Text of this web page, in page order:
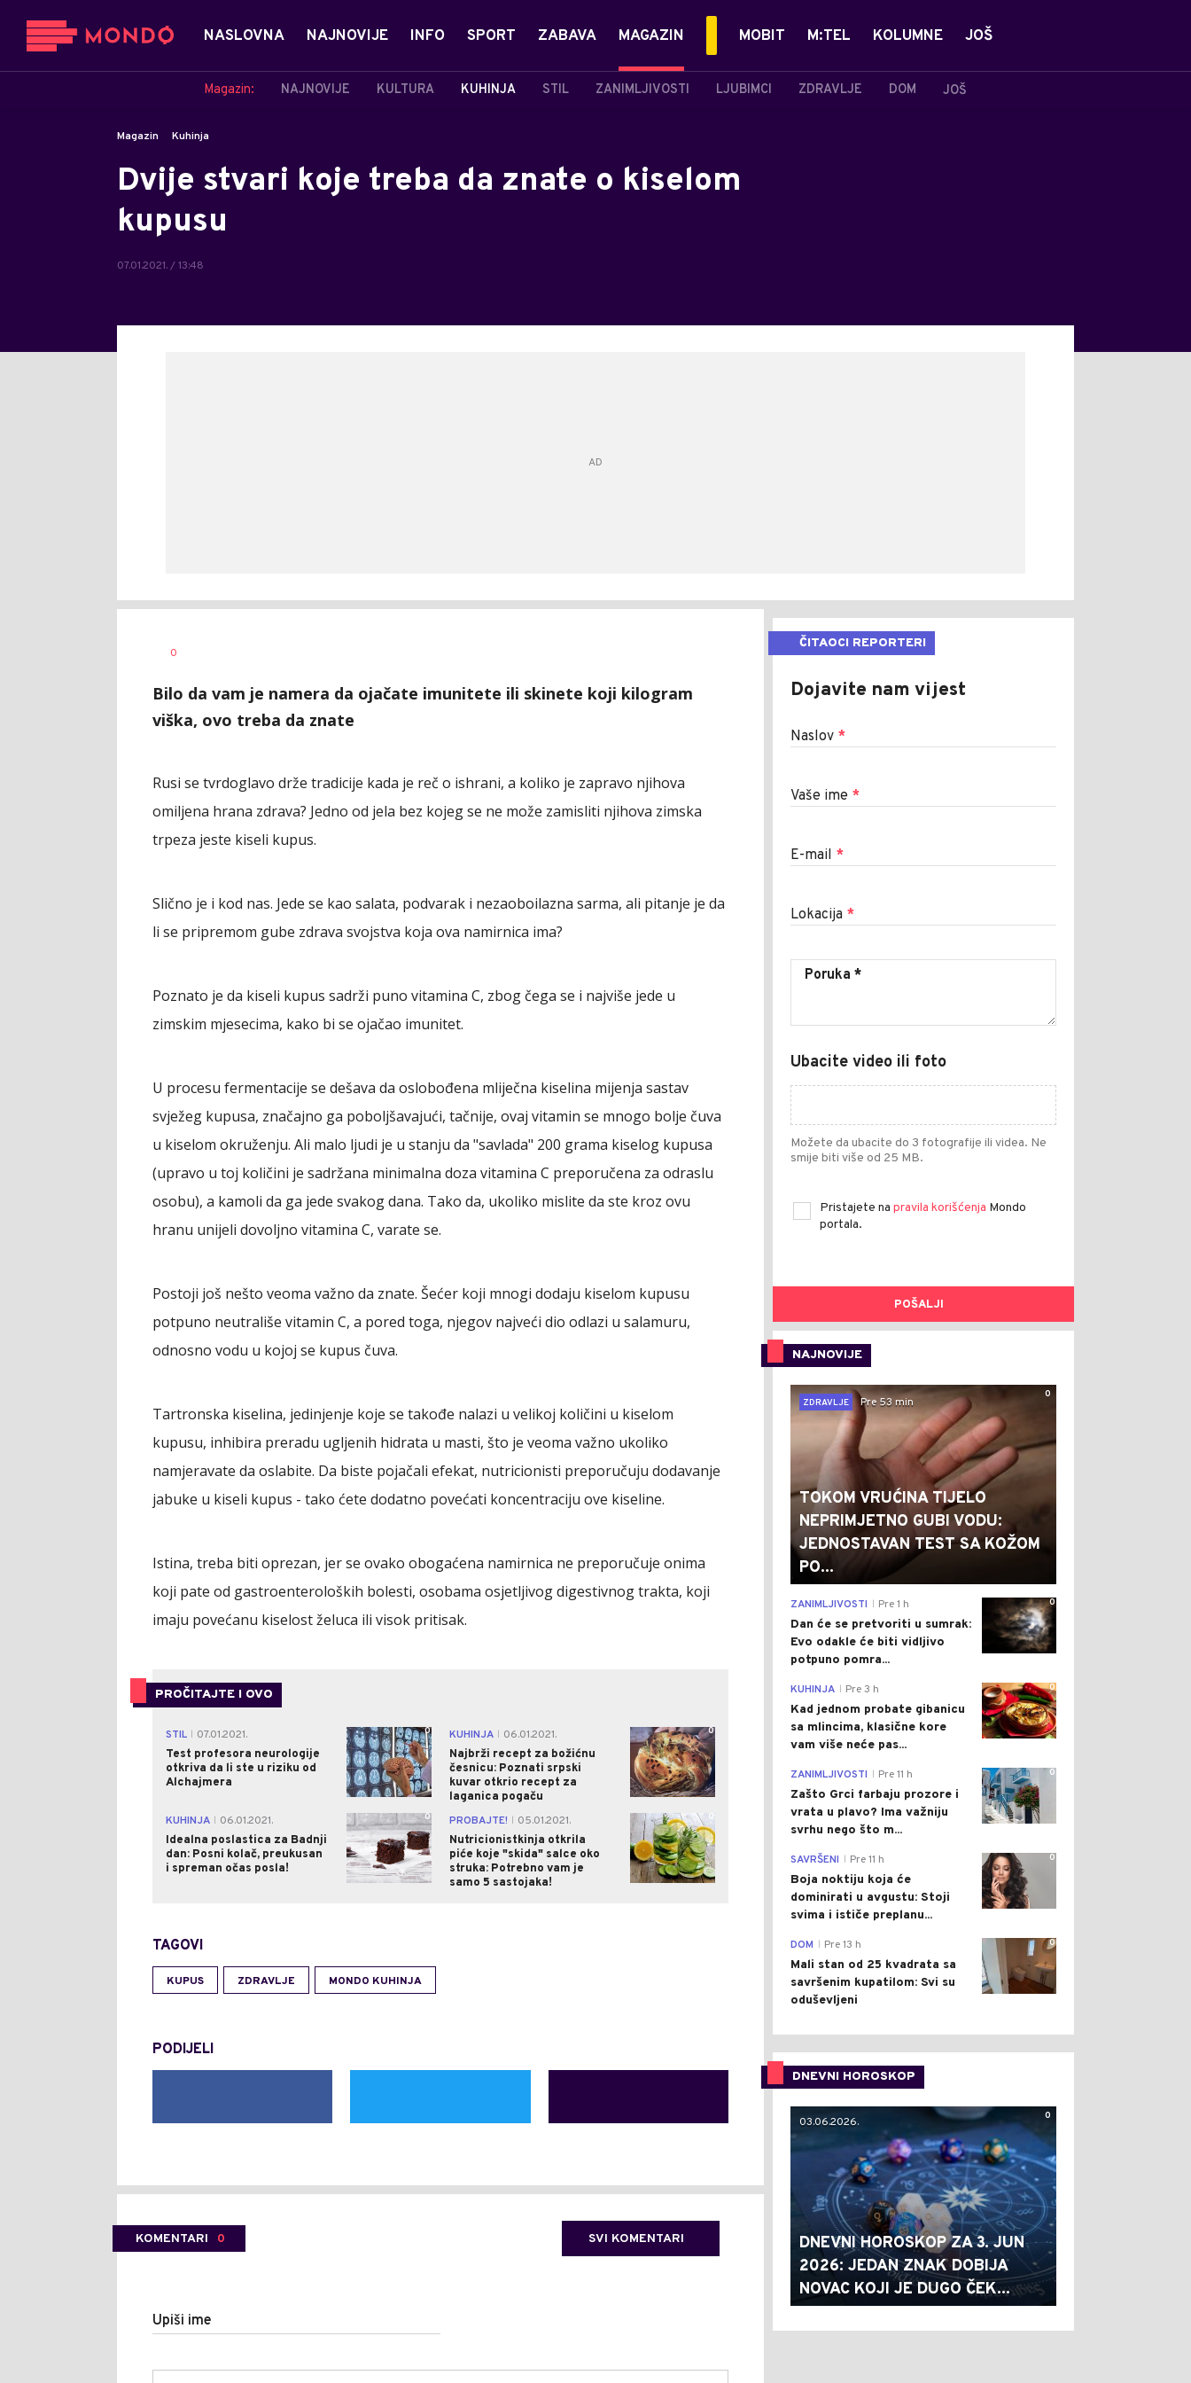
NASLOVNA NAJNOVIJE INFO SPORT ZABAVA MAGAZIN
Magazin: NAJNOVIJE KULTURA KUHINJA STIL ZANIMLJIVOSTI LJUBIMCI ZDRAVLJE DOM JOŠ
MOBIT M:TEL KOLUMNE JOŠ
Magazin Kuhinja
Dvije stvari koje treba da znate o kiselom
kupusu
07.01.2021. / 13:48
AUTOR
0
Bilo da vam je namera da ojačate imunitete ili skinete koji kilogram
viška, ovo treba da znate
Rusi se tvrdoglavo drže tradicije kada je reč o ishrani, a koliko je zapravo njihova
omiljena hrana zdrava? Jedno od jela bez kojeg se ne može zamisliti njihova zimska
trpeza jeste kiseli kupus.
Slično je i kod nas. Jede se kao salata, podvarak i nezaoboilazna sarma, ali pitanje je da
li se pripremom gube zdrava svojstva koja ova namirnica ima?
Poznato je da kiseli kupus sadrži puno vitamina C, zbog čega se i najviše jede u
zimskim mjesecima, kako bi se ojačao imunitet.
U procesu fermentacije se dešava da oslobođena mliječna kiselina mijenja sastav
svježeg kupusa, značajno ga poboljšavajući, tačnije, ovaj vitamin se mnogo bolje čuva
u kiselom okruženju. Ali malo ljudi je u stanju da "savlada" 200 grama kiselog kupusa
(upravo u toj količini je sadržana minimalna doza vitamina C preporučena za odraslu
osobu), a kamoli da ga jede svakog dana. Tako da, ukoliko mislite da ste kroz ovu
hranu unijeli dovoljno vitamina C, varate se.
Postoji još nešto veoma važno da znate. Šećer koji mnogi dodaju kiselom kupusu
potpuno neutrališe vitamin C, a pored toga, njegov najveći dio odlazi u salamuru,
odnosno vodu u kojoj se kupus čuva.
Tartronska kiselina, jedinjenje koje se takođe nalazi u velikoj količini u kiselom
kupusu, inhibira preradu ugljenih hidrata u masti, što je veoma važno ukoliko
namjeravate da oslabite. Da biste pojačali efekat, nutricionisti preporučuju dodavanje
jabuke u kiseli kupus - tako ćete dodatno povećati koncentraciju ove kiseline.
Istina, treba biti oprezan, jer se ovako obogaćena namirnica ne preporučuje onima
koji pate od gastroenteroloških bolesti, osobama osjetljivog digestivnog trakta, koji
imaju povećanu kiselost želuca ili visok pritisak.
PROČITAJTE I OVO
STIL
07.01.2021.
Test profesora neurologije
otkriva da li ste u riziku od
Alchajmera
0 KUHINJA
06.01.2021.
Najbrži recept za božićnu
česnicu: Poznati srpski
kuvar otkrio recept za
laganica pogaču
0
KUHINJA
06.01.2021.
Idealna poslastica za Badnji
dan: Posni kolač, preukusan
i spreman očas posla!
0 PROBAJTE!
05.01.2021.
Nutricionistkinja otkrila
piće koje "skida" salce oko
struka: Potrebno vam je
samo 5 sastojaka!
0
TAGOVI
KUPUS ZDRAVLJE MONDO KUHINJA
PODIJELI
KOMENTARI 0 SVI KOMENTARI
Upiši ime
ČITAOCI REPORTERI
Dojavite nam vijest
Naslov *
Vaše ime *
E-mail *
Lokacija *
Ubacite video ili foto
Možete da ubacite do 3 fotografije ili videa. Ne
smije biti više od 25 MB.
Pristajete na pravila korišćenja Mondo
portala.
POŠALJI
NAJNOVIJE
0
ZDRAVLJE
Pre 53 min
TOKOM VRUĆINA TIJELO
NEPRIMJETNO GUBI VODU:
JEDNOSTAVAN TEST SA KOŽOM
PO...
0
ZANIMLJIVOSTI Pre 1 h
Dan će se pretvoriti u sumrak:
Evo odakle će biti vidljivo
potpuno pomra...
0
KUHINJA Pre 3 h
Kad jednom probate gibanicu
sa mlincima, klasične kore
vam više neće pas...
0
ZANIMLJIVOSTI Pre 11 h
Zašto Grci farbaju prozore i
vrata u plavo? Ima važniju
svrhu nego što m...
0
SAVRŠENI Pre 11 h
Boja noktiju koja će
dominirati u avgustu: Stoji
svima i ističe preplanu...
0
DOM Pre 13 h
Mali stan od 25 kvadrata sa
savršenim kupatilom: Svi su
oduševljeni
DNEVNI HOROSKOP
0
03.06.2026.
DNEVNI HOROSKOP ZA 3. JUN
2026: JEDAN ZNAK DOBIJA
NOVAC KOJI JE DUGO ČEK...